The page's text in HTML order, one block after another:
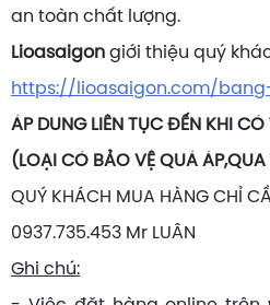
an toàn chất lượng.
Lioasaigon giới thiệu quý
https://lioasaigon.com/
ÁP DUNG LIÊN TỤC ĐẾN KHI
(LOẠI CÓ BẢO VỆ QUÁ
QUÝ KHÁCH MUA HÀNG CHỈ
0937.735.453 Mr LUÂN
Ghi chú: